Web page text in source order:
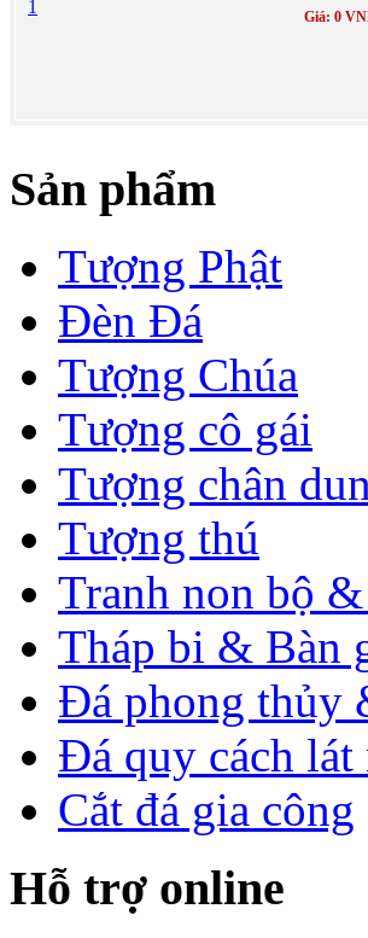
Giá: 0
Sản phẩm
Tượng Phật
Đèn Đá
Tượng Chúa
Tượng cô gái
Tượng chân
Tượng thú
Tranh non bộ
Tháp bi & Bàn
Đá phong thủy
Đá quy cách lát
Cắt đá gia công
Hỗ trợ online